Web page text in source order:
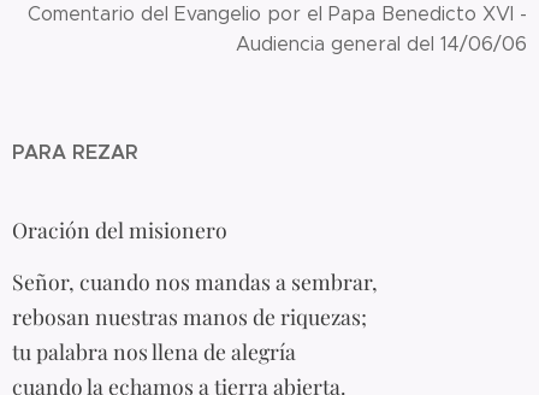
Comentario del Evangelio por el Papa Benedicto XVI -
Audiencia general del 14/06/06
PARA REZAR
Oración del misionero
Señor, cuando nos mandas a sembrar,
rebosan nuestras manos de riquezas;
tu palabra nos llena de alegría
cuando la echamos a tierra abierta.